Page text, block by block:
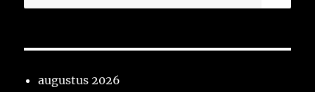
naar:
augustus 2026